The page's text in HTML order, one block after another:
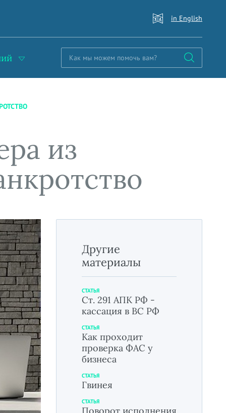
in English
из
Другие
материалы
СТАТЬЯ
Ст. 291 АПК РФ -
кассация в ВС РФ
СТАТЬЯ
Как проходит
проверка ФАС у
бизнеса
СТАТЬЯ
Гвинея
СТАТЬЯ